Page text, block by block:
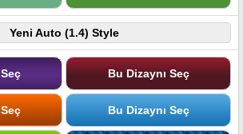
Yeni Auto (1.4) Style
Bu Dizaynı Seç
Bu Dizaynı Seç